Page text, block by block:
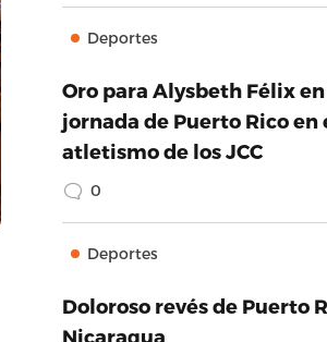
Deportes
Oro para Alysbeth Félix
jornada de Puerto Rico en
atletismo de los JCC
0
Deportes
Doloroso revés de Puerto
Nicaragua